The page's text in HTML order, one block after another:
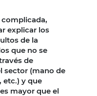
complicada,
explicar los
de la
que no se
de
sector (mano de
etc.) y que
mayor que el